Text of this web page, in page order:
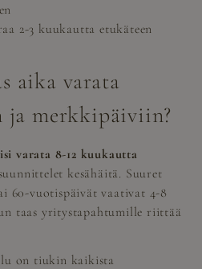
2-3 kuukautta etukäteen
aika varata
merkkipäiviin?
varata 8-12 kuukautta
kesähäitä. Suuret
60-vuotispäivät vaativat 4-8
taas yritystapahtumille riittää
on tiukin kaikista